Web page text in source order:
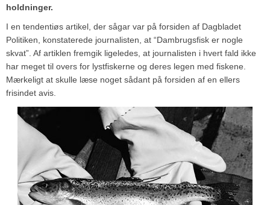
holdninger.
I en tendentiøs artikel, der sågar var på forsiden af Dagbladet
Politiken, konstaterede journalisten, at “Dambrugsfisk er nogle
skvat”. Af artiklen fremgik ligeledes, at journalisten i hvert fald ikke
har meget til overs for lystfiskerne og deres legen med fiskene.
Mærkeligt at skulle læse noget sådant på forsiden af en ellers
frisindet avis.